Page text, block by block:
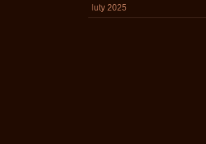
luty 2025